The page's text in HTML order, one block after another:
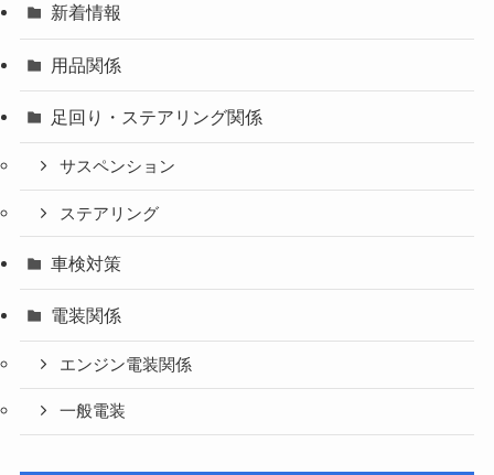
新着情報
用品関係
足回り・ステアリング関係
サスペンション
ステアリング
車検対策
電装関係
エンジン電装関係
一般電装